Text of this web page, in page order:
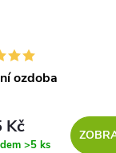
ozdoba
Kč
>5 ks